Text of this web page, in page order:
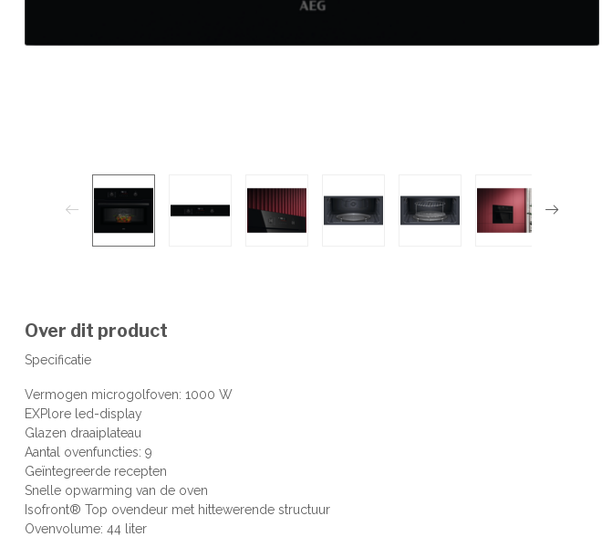
Over dit product
Specificatie
Vermogen microgolfoven: 1000 W
EXPlore led-display
Glazen draaiplateau
Aantal ovenfuncties: 9
Geïntegreerde recepten
Snelle opwarming van de oven
Isofront® Top ovendeur met hittewerende structuur
Ovenvolume: 44 liter